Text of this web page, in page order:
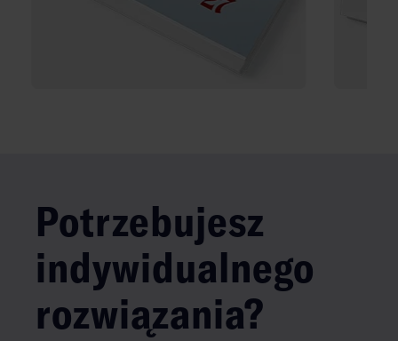
Potrzebujesz
indywidualnego
rozwiązania?